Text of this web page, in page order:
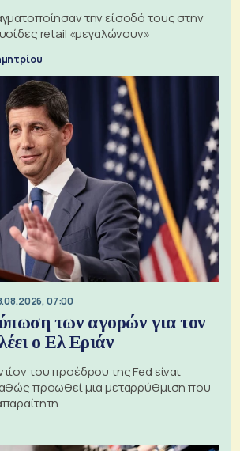
την είσοδό τους στην
retail «μεγαλώνουν»
07:00
των αγορών για τον
ο Ελ Εριάν
του προέδρου της Fed είναι
προωθεί μια μεταρρύθμιση που